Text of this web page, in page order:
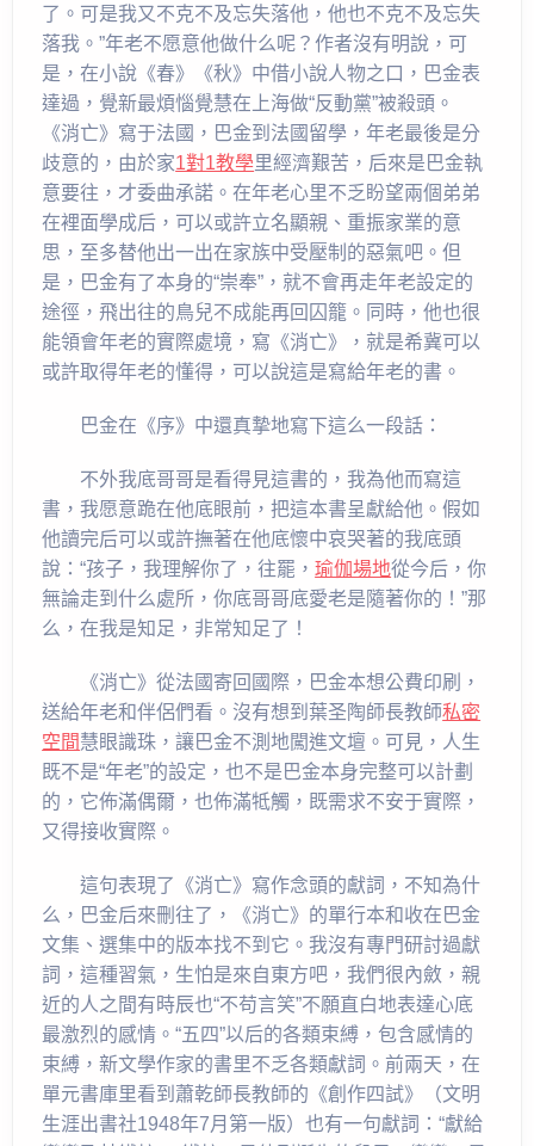
了。可是我又不克不及忘失落他，他也不克不及忘失
落我。”年老不愿意他做什么呢？作者沒有明說，可
是，在小說《春》《秋》中借小說人物之口，巴金表
達過，覺新最煩惱覺慧在上海做“反動黨”被殺頭。
《消亡》寫于法國，巴金到法國留學，年老最後是分
歧意的，由於家1對1教學里經濟艱苦，后來是巴金執
意要往，才委曲承諾。在年老心里不乏盼望兩個弟弟
在裡面學成后，可以或許立名顯親、重振家業的意
思，至多替他出一出在家族中受壓制的惡氣吧。但
是，巴金有了本身的“崇奉”，就不會再走年老設定的
途徑，飛出往的鳥兒不成能再回囚籠。同時，他也很
能領會年老的實際處境，寫《消亡》，就是希冀可以
或許取得年老的懂得，可以說這是寫給年老的書。
巴金在《序》中還真摯地寫下這么一段話：
不外我底哥哥是看得見這書的，我為他而寫這
書，我愿意跪在他底眼前，把這本書呈獻給他。假如
他讀完后可以或許撫著在他底懷中哀哭著的我底頭
說：“孩子，我理解你了，往罷，瑜伽場地從今后，你
無論走到什么處所，你底哥哥底愛老是隨著你的！”那
么，在我是知足，非常知足了！
《消亡》從法國寄回國際，巴金本想公費印刷，
送給年老和伴侶們看。沒有想到葉圣陶師長教師私密
空間慧眼識珠，讓巴金不測地闖進文壇。可見，人生
既不是“年老”的設定，也不是巴金本身完整可以計劃
的，它佈滿偶爾，也佈滿牴觸，既需求不安于實際，
又得接收實際。
這句表現了《消亡》寫作念頭的獻詞，不知為什
么，巴金后來刪往了，《消亡》的單行本和收在巴金
文集、選集中的版本找不到它。我沒有專門研討過獻
詞，這種習氣，生怕是來自東方吧，我們很內斂，親
近的人之間有時辰也“不苟言笑”不願直白地表達心底
最激烈的感情。“五四”以后的各類束縛，包含感情的
束縛，新文學作家的書里不乏各類獻詞。前兩天，在
單元書庫里看到蕭乾師長教師的《創作四試》（文明
生涯出書社1948年7月第一版）也有一句獻詞：“獻給